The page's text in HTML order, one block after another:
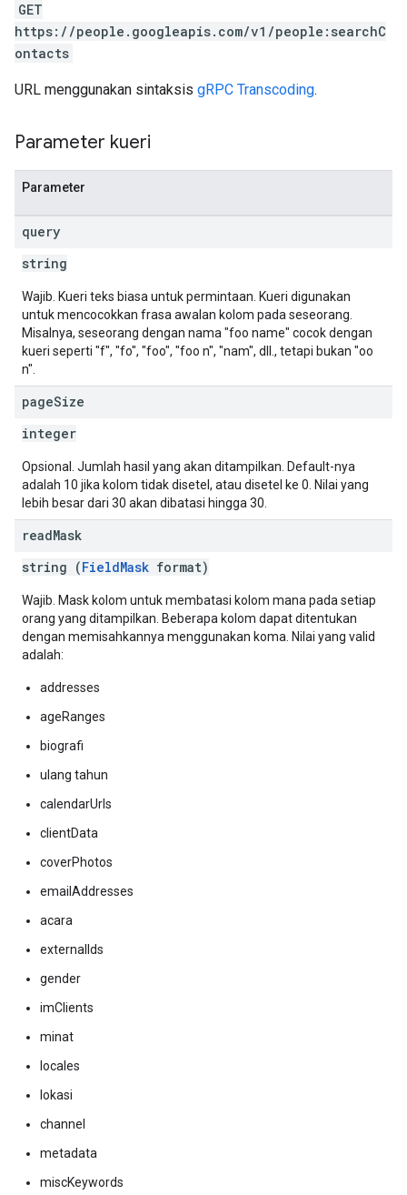
GET
https://people.googleapis.com/v1/people:searchC
ontacts
URL menggunakan sintaksis gRPC Transcoding.
Parameter kueri
Parameter
query
string
Wajib. Kueri teks biasa untuk permintaan. Kueri digunakan
untuk mencocokkan frasa awalan kolom pada seseorang.
Misalnya, seseorang dengan nama "foo name" cocok dengan
kueri seperti "f", "fo", "foo", "foo n", "nam", dll., tetapi bukan "oo
n".
pageSize
integer
Opsional. Jumlah hasil yang akan ditampilkan. Default-nya
adalah 10 jika kolom tidak disetel, atau disetel ke 0. Nilai yang
lebih besar dari 30 akan dibatasi hingga 30.
readMask
string (FieldMask format)
Wajib. Mask kolom untuk membatasi kolom mana pada setiap
orang yang ditampilkan. Beberapa kolom dapat ditentukan
dengan memisahkannya menggunakan koma. Nilai yang valid
adalah:
addresses
ageRanges
biografi
ulang tahun
calendarUrls
clientData
coverPhotos
emailAddresses
acara
externalIds
gender
imClients
minat
locales
lokasi
channel
metadata
miscKeywords